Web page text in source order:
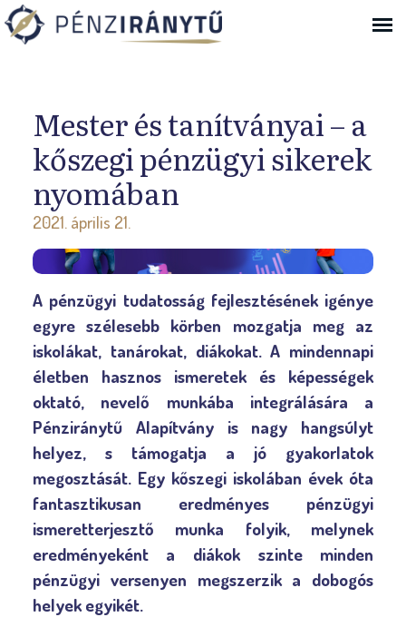
Ugrás a navigációhoz
Mester és tanítványai – a
kőszegi pénzügyi sikerek
nyomában
2021. április 21.
A pénzügyi tudatosság fejlesztésének igénye
egyre szélesebb körben mozgatja meg az
iskolákat, tanárokat, diákokat. A mindennapi
életben hasznos ismeretek és képességek
oktató, nevelő munkába integrálására a
Pénziránytű Alapítvány is nagy hangsúlyt
helyez, s támogatja a jó gyakorlatok
megosztását. Egy kőszegi iskolában évek óta
fantasztikusan eredményes pénzügyi
ismeretterjesztő munka folyik, melynek
eredményeként a diákok szinte minden
pénzügyi versenyen megszerzik a dobogós
helyek egyikét.